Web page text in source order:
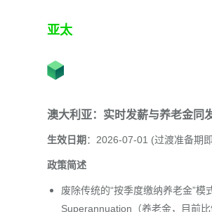
亚太
澳大利亚：实时发薪与养老金同
生效日期：2026-07-01 (过渡准备期
政策简述
废除传统的“按季度缴纳养老金”
Superannuation（养老金，目前